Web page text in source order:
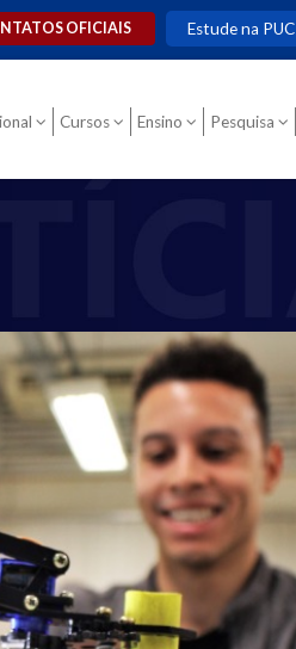
OFICIAIS Estude na PUC
Cursos Ensino Pesquisa